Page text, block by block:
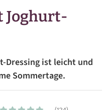
Joghurt-
Dressing ist leicht und
Sommertage.